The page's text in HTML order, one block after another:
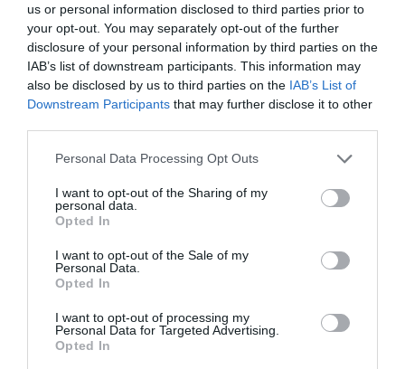
us or personal information disclosed to third parties prior to
your opt-out. You may separately opt-out of the further
disclosure of your personal information by third parties on the
IAB’s list of downstream participants. This information may
also be disclosed by us to third parties on the IAB’s List of
Downstream Participants that may further disclose it to other
Please note that this website/app uses one or more Google
not limited to your visit or usage behaviour. You may click to
grant or deny consent to Google and its third-party tags to
use your data for below specified purposes in below Google
consent section.
Personal Data Processing Opt Outs
I want to opt-out of the Sharing of my
personal data.
Opted In
I want to opt-out of the Sale of my
Personal Data.
Opted In
I want to opt-out of processing my
Personal Data for Targeted Advertising.
Opted In
ΠΑΝΑΘΗΝΑΪΚΟΣ ΑΚΑ∆ΗΜΙΑ
ΓΕΡΜΑΝΙΑΣ
Το μέγεθος του Παναθηναϊκού είναι τεράστιο και έχει
ξεπεράσει προ πολλού τα στενά ελληνικά σύνορα. Είναι
χαρακτηριστικό το γεγονός πως υπάρχουν ομάδες που